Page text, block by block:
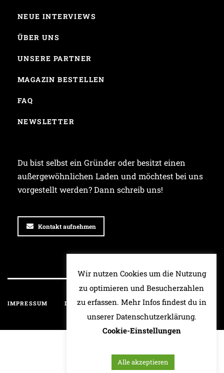
NEUE INTERVIEWS
ÜBER UNS
UNSERE PARTNER
MAGAZIN BESTELLEN
FAQ
NEWSLETTER
Du bist selbst ein Gründer oder besitzt einen
außergewöhnlichen Laden und möchtest bei uns
vorgestellt werden? Dann schreib uns!
Kontakt aufnehmen
IMPRESSUM DATENSCHUTZ HAFTUNGSAUSSCHLUSS
Wir nutzen Cookies um die Nutzung
zu optimieren und Besucherzahlen
zu erfassen. Mehr Infos findest du in
unserer Datenschutzerklärung.
Cookie-Einstellungen
Alle akzeptieren